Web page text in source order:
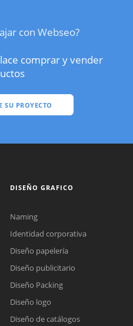
con Webseo?
comprar y vender
SU PROYECTO
DISEÑO GRAFICO
Naming
Identidad corporativa
Diseño papelería
Diseño publicitario
Diseño Packing
Diseño logo
Diseño de catálogos